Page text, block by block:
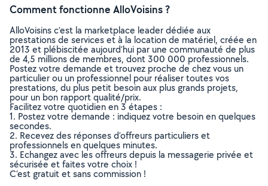
Comment fonctionne AlloVoisins ?
AlloVoisins c’est la marketplace leader dédiée aux
prestations de services et à la location de matériel, créée en
2013 et plébiscitée aujourd’hui par une communauté de plus
de 4,5 millions de membres, dont 300 000 professionnels.
Postez votre demande et trouvez proche de chez vous un
particulier ou un professionnel pour réaliser toutes vos
prestations, du plus petit besoin aux plus grands projets,
pour un bon rapport qualité/prix.
Facilitez votre quotidien en 3 étapes :
1. Postez votre demande : indiquez votre besoin en quelques
secondes.
2. Recevez des réponses d’offreurs particuliers et
professionnels en quelques minutes.
3. Echangez avec les offreurs depuis la messagerie privée et
sécurisée et faites votre choix !
C’est gratuit et sans commission !